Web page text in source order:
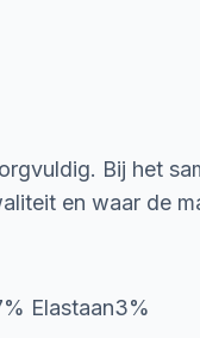
Bij het
en waar de
Elastaan3%